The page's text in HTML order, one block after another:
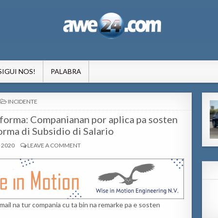
NOS! PALABRA
POSTED
IN
INCIDENTE
Companianan por aplica pa sosten
di Subsidio di Salario
2020 LEAVE A COMMENT
na tur compania cu ta bin na remarke pa e sosten